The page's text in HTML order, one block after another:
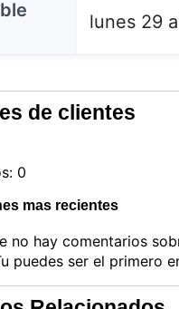
lunes 29
de clientes
0
mas recientes
no hay comentarios
puedes ser el primero
Este sitio web utiliza